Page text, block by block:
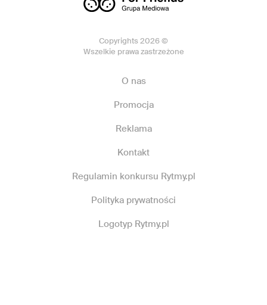
Copyrights 2026 ©
Wszelkie prawa zastrzeżone
O nas
Promocja
Reklama
Kontakt
Regulamin konkursu Rytmy.pl
Polityka prywatności
Logotyp Rytmy.pl